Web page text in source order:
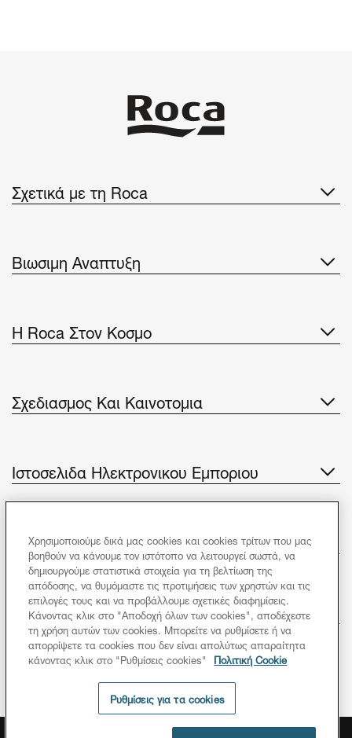
Σχετικά με τη Roca
Βιωσιμη Αναπτυξη
H Roca Στον Κοσμο
Σχεδιασμος Και Καινοτομια
Ιστοσελιδα Ηλεκτρονικου Εμποριου
Νεα
Εξυπηρέτηση πελατών
Ακολουθήστε μας
Σημειωση νομικου περιεχομενου
Χρησιμοποιούμε δικά μας cookies και cookies τρίτων που μας
βοηθούν να κάνουμε τον ιστότοπο να λειτουργεί σωστά, να
δημιουργούμε στατιστικά στοιχεία για τη βελτίωση της
απόδοσης, να θυμόμαστε τις προτιμήσεις των χρηστών και τις
επιλογές τους και να προβάλλουμε σχετικές διαφημίσεις.
Κάνοντας κλικ στο "Αποδοχή όλων των cookies", αποδέχεστε
τη χρήση αυτών των cookies. Μπορείτε να ρυθμίσετε ή να
απορρίψετε τα cookies που δεν είναι απολύτως απαραίτητα
κάνοντας κλικ στο "Ρυθμίσεις cookies" Πολιτική Cookie
Ρυθμίσεις για τα cookies